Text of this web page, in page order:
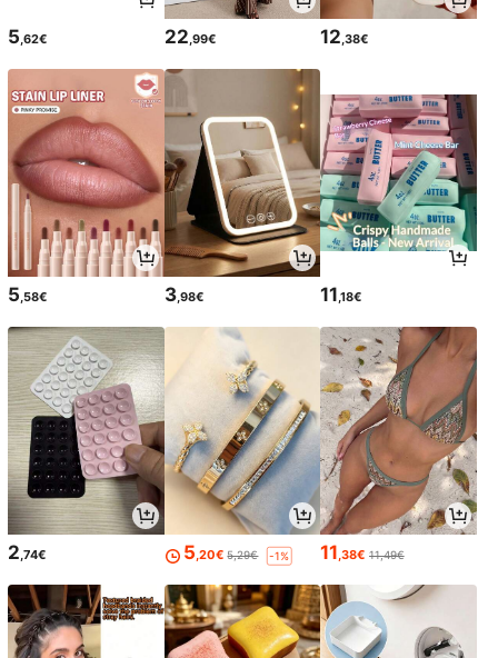
5 ,62€ 22 ,99€ 12 ,38€
5,58€ 3,98€ 11,18€
2,74€ 5,20€ 5,29€ -1% 11,38€ 11,49€